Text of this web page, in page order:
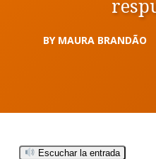
BY MAURA BRANDÃO
Escuchar la entrada